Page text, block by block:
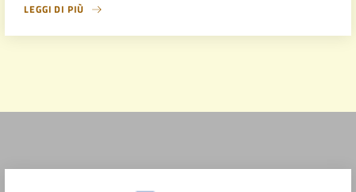
LEGGI DI PIÙ